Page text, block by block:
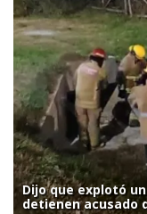
Dijo que explotó
detienen acusado